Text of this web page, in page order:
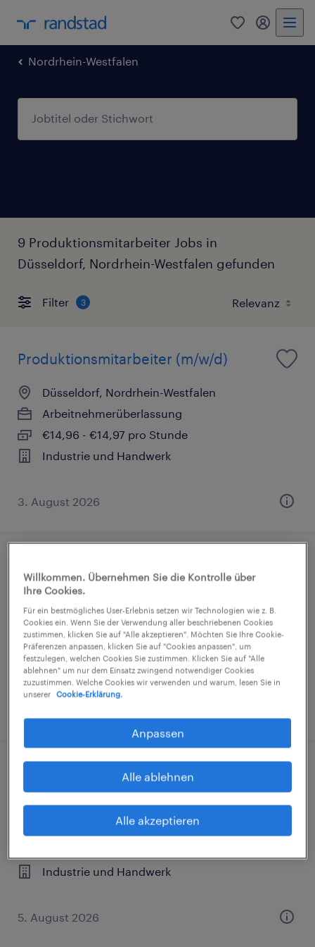
0 Mein
Nordrhein-Westfalen
9 Produktionsmitarbeiter Jobs in
Düsseldorf, Nordrhein-Westfalen gefunden
Filter 3
Produktionsmitarbeiter (m/w/d)
Düsseldorf, Nordrhein-Westfalen
Arbeitnehmerüberlassung
€14,96 - €14,97 pro Stunde
Industrie und Handwerk
3. August 2026
Arbeitnehmerüberlassung
€14,96 - €14,97 pro Stunde
Industrie und Handwerk
Produktionsmitarbeiter (m/w/d)
Willich, Nordrhein-Westfalen
Arbeitnehmerüberlassung
Industrie und Handwerk
5. August 2026
Willkommen. Übernehmen Sie die Kontrolle über
Ihre Cookies.
Für ein bestmögliches User-Erlebnis setzen wir Technologien wie z. B.
Cookies ein. Wenn Sie der Verwendung aller beschriebenen Cookies
zustimmen, klicken Sie auf "Alle akzeptieren". Möchten Sie Ihre Cookie-
Präferenzen anpassen, klicken Sie auf "Cookies anpassen", um
festzulegen, welchen Cookies Sie zustimmen. Klicken Sie auf "Alle
ablehnen" um nur dem Einsatz zwingend notwendiger Cookies
zuzustimmen. Welche Cookies wir verwenden und warum, lesen Sie in
unserer
Cookie-Erklärung.
Anpassen
Alle ablehnen
Alle akzeptieren